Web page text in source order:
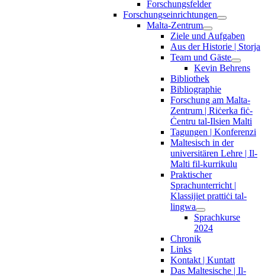
Forschungsfelder
Forschungseinrichtungen
Malta-Zentrum
Ziele und Aufgaben
Aus der Historie | Storja
Team und Gäste
Kevin Behrens
Bibliothek
Bibliographie
Forschung am Malta-
Zentrum | Riċerka fiċ-
Ċentru tal-Ilsien Malti
Tagungen | Konferenzi
Maltesisch in der
universitären Lehre | Il-
Malti fil-kurrikulu
Praktischer
Sprachunterricht |
Klassijiet prattiċi tal-
lingwa
Sprachkurse
2024
Chronik
Links
Kontakt | Kuntatt
Das Maltesische | Il-